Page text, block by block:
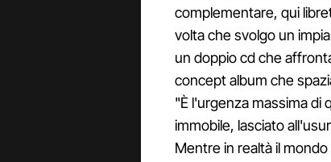
complementare, qui
volta che svolgo un
un doppio cd che
concept album che
"È l'urgenza massima di
immobile, lasciato
Mentre in realtà il